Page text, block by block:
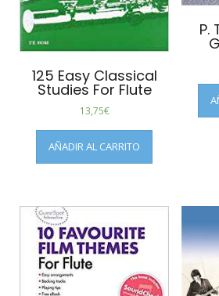
125 Easy Classical
Studies For Flute
13,75€
AÑADIR AL CARRITO
P.